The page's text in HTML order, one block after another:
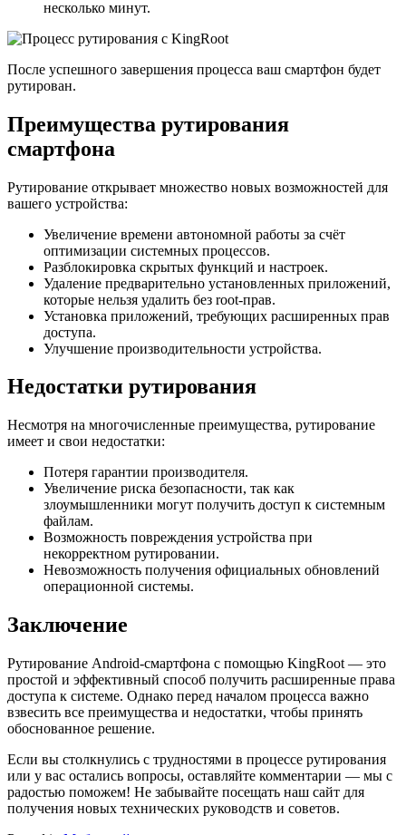
несколько минут.
После успешного завершения процесса ваш смартфон будет
рутирован.
Преимущества рутирования
смартфона
Рутирование открывает множество новых возможностей для
вашего устройства:
Увеличение времени автономной работы за счёт
оптимизации системных процессов.
Разблокировка скрытых функций и настроек.
Удаление предварительно установленных приложений,
которые нельзя удалить без root-прав.
Установка приложений, требующих расширенных прав
доступа.
Улучшение производительности устройства.
Недостатки рутирования
Несмотря на многочисленные преимущества, рутирование
имеет и свои недостатки:
Потеря гарантии производителя.
Увеличение риска безопасности, так как
злоумышленники могут получить доступ к системным
файлам.
Возможность повреждения устройства при
некорректном рутировании.
Невозможность получения официальных обновлений
операционной системы.
Заключение
Рутирование Android-смартфона с помощью KingRoot — это
простой и эффективный способ получить расширенные права
доступа к системе. Однако перед началом процесса важно
взвесить все преимущества и недостатки, чтобы принять
обоснованное решение.
Если вы столкнулись с трудностями в процессе рутирования
или у вас остались вопросы, оставляйте комментарии — мы с
радостью поможем! Не забывайте посещать наш сайт для
получения новых технических руководств и советов.